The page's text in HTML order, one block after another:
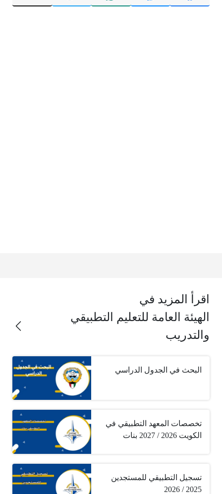
اقرأ المزيد في
الهيئة العامة للتعليم التطبيقي
والتدريب
البحث في الجدول الدراسي
تخصصات المعهد التطبيقي في
الكويت 2026 / 2027 بنات
تسجيل التطبيقي للمستجدين
2025 / 2026